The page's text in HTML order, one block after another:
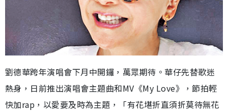
劉德華跨年演唱會下月中開鑼，萬眾期待。華仔先替歌迷
熱身，日前推出演唱會主題曲和MV《My Love》，節拍輕
快加rap，以愛要及時為主題，「有花堪折直須折莫待無花